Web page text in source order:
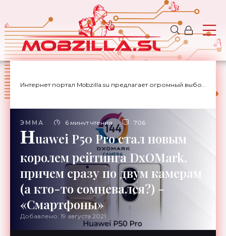
Интернет портал Mobzilla.su предлагает огромный выбор новостей с доставкой на дом.
ЭММА 6 минут чтения 706
Huawei P50 Pro стал новым
королем рейтинга DxOMark,
причем сразу по двум камерам
(а кто-то сомневался?) -
«Смартфоны»
Добавлено: 19 августа 2021